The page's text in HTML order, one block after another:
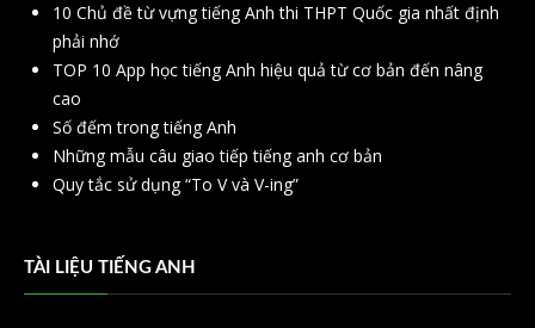
10 Chủ đề từ vựng tiếng Anh thi THPT Quốc gia nhất định
phải nhớ
TOP 10 App học tiếng Anh hiệu quả từ cơ bản đến nâng
cao
Số đếm trong tiếng Anh
Những mẫu câu giao tiếp tiếng anh cơ bản
Quy tắc sử dụng “To V và V-ing”
TÀI LIỆU TIẾNG ANH